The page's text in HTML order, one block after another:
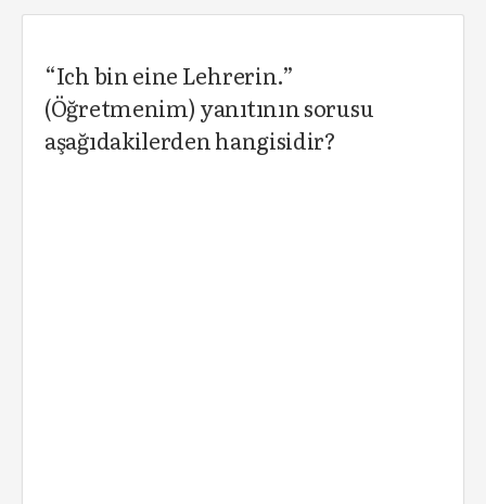
“Ich bin eine Lehrerin.”
(Öğretmenim) yanıtının sorusu
aşağıdakilerden hangisidir?